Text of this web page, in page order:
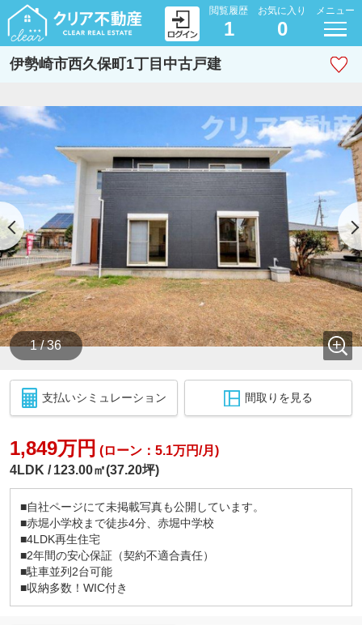
閲覧履歴
1
お気に入り
0
メニュー
伊勢崎市西久保町1丁目中古戸建
1 / 36
支払いシミュレーション 間取りを見る
1,849万円 (ローン：5.1万円/月)
4LDK
123.00㎡(37.20坪)
■自社ページにて未掲載写真も公開しています。
■赤堀小学校まで徒歩4分、赤堀中学校
■4LDK再生住宅
■2年間の安心保証（契約不適合責任）
■駐車並列2台可能
■収納多数！WIC付き